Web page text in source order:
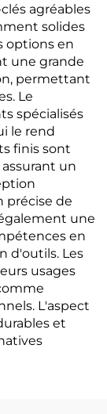
agréables
solides
options en
une grande
permettant
Le
spécialisés
le rend
finis sont
un
précise de
une
en
d'outils. Les
usages
L'aspect
et